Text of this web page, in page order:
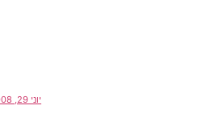
יוני 29, 2008 בשעה 7:28 pm